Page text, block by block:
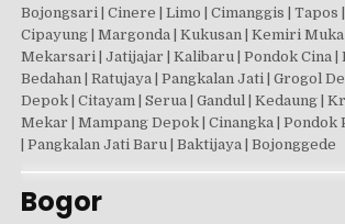
Bojongsari | Cinere | Limo | Cimanggis | Tapos
Cipayung | Margonda | Kukusan | Kemiri
Mekarsari | Jatijajar | Kalibaru | Pondok Cina |
Bedahan | Ratujaya | Pangkalan Jati | Grogol
Depok | Citayam | Serua | Gandul | Kedaung |
Mekar | Mampang Depok | Cinangka | Pondok
| Pangkalan Jati Baru | Baktijaya | Bojonggede
Bogor